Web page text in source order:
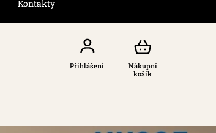
Kontakty
Nákupní
košík
Přihlášení